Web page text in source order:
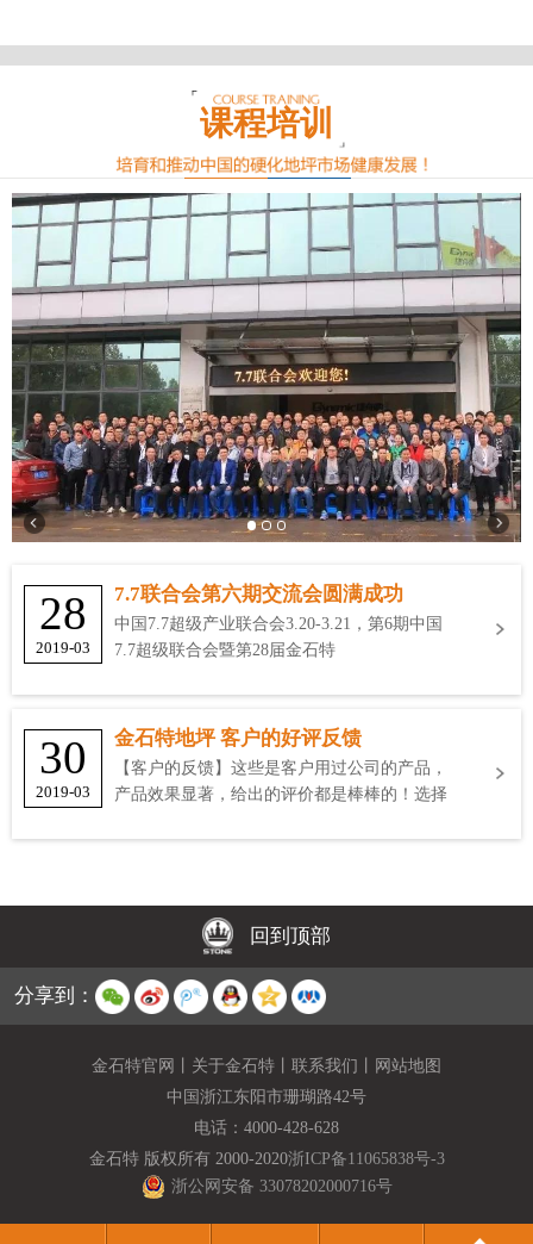
课程培训
28
2019-03
7.7联合会第六期交流会圆满成功
中国7.7超级产业联合会3.20-3.21，第6期中国
7.7超级联合会暨第28届金石特
30
2019-03
金石特地坪 客户的好评反馈
【客户的反馈】这些是客户用过公司的产品，
产品效果显著，给出的评价都是棒棒的！选择
回到顶部
分享到：
金石特官网 关于金石特 联系我们
网站地图
中国浙江东阳市珊瑚路42号
电话： 4000-428-628
金石特 版权所有 2000-2020浙ICP备11065838号-3
浙公网安备 33078202000716号